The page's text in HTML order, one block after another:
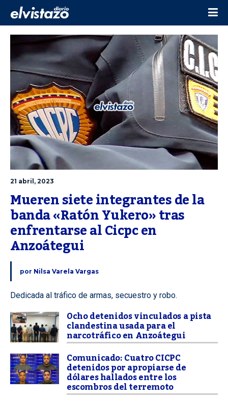
21 abril, 2023
Mueren siete integrantes de la
banda «Ratón Yukero» tras
enfrentarse al Cicpc en
Anzoátegui
por Nilsa Varela Vargas
Dedicada al tráfico de armas, secuestro y robo.
Ocho detenidos vinculados a pista
clandestina usada para el
narcotráfico en Anzoátegui
Comunicado: Cuatro CICPC
detenidos por apropiarse de
dólares hallados entre los
escombros del terremoto